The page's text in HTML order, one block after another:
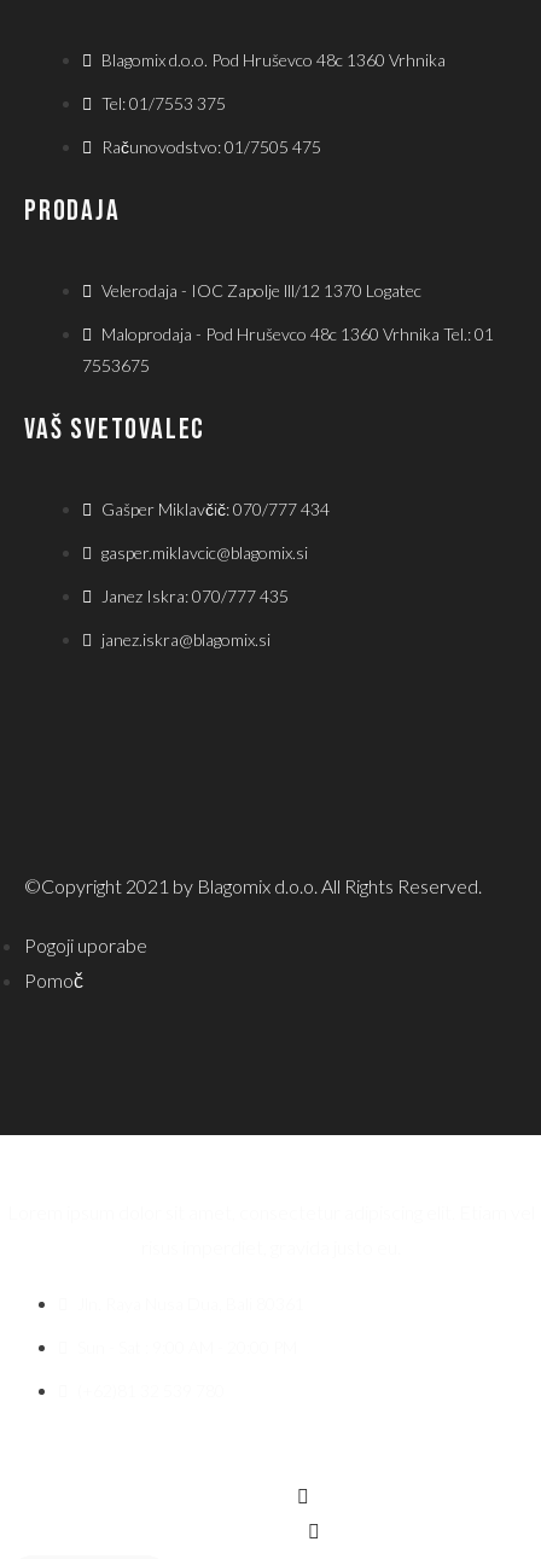
Blagomix d.o.o. Pod Hruševco 48c 1360 Vrhnika
Tel: 01/7553 375
Računovodstvo: 01/7505 475
PRODAJA
Velerodaja - IOC Zapolje lll/12 1370 Logatec
Maloprodaja - Pod Hruševco 48c 1360 Vrhnika Tel.: 01
7553675
VAŠ SVETOVALEC
Gašper Miklavčič: 070/777 434
gasper.miklavcic@blagomix.si
Janez Iskra: 070/777 435
janez.iskra@blagomix.si
©Copyright 2021 by Blagomix d.o.o. All Rights Reserved.
Pogoji uporabe
Pomoč